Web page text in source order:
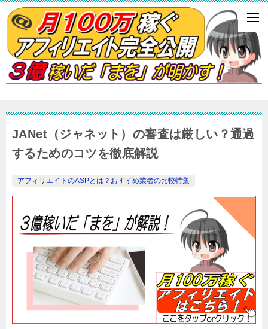
JANet（ジャネット）の審査は厳しい？通過
するためのコツを徹底解説
アフィリエイトのASPとは？おすすめ業者の比較特集